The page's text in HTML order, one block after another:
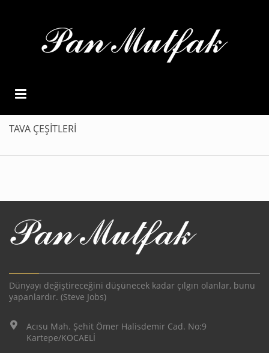
TAVA ÇEŞİTLERİ
Dünyayı değiştireceğini düşünecek kadar çılgın olanlar, bunu
yapanlardır. (Steve Jobs)
Acısu Mah. Şehit Ömer Halisdemir Cad. No:9
Kartepe/KOCAELİ